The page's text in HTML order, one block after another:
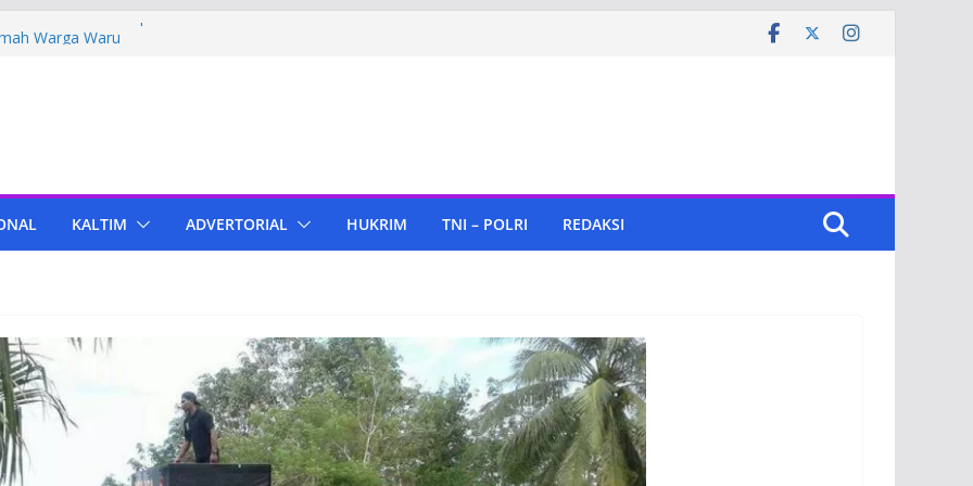
PPU Tebar Kepedulian Lewat
Cepu
di KIPP Karena Jual Air Mineral
Bupati PPU Dukung
Lampu, Polres PPU Ringkus Pria
KALTIM ADVERTORIAL HUKRIM TNI – POLRI REDAKSI